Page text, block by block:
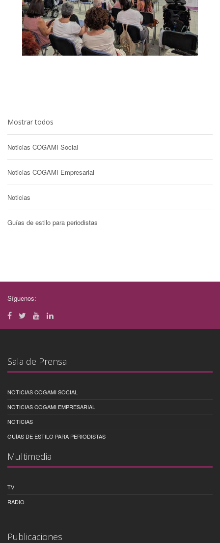
Mostrar todos
Noticias COGAMI Social
Noticias COGAMI Empresarial
Noticias
Guías de estilo para periodistas
Síguenos:
Sala de Prensa
NOTICIAS COGAMI SOCIAL
NOTICIAS COGAMI EMPRESARIAL
NOTICIAS
GUÍAS DE ESTILO PARA PERIODISTAS
Multimedia
TV
RADIO
Publicaciones